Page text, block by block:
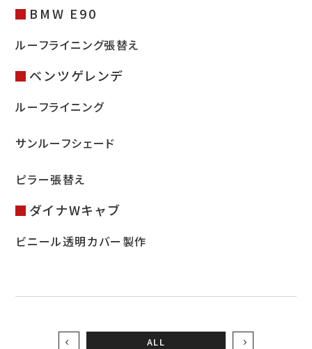
LINEお見積り
BMW E90
ルーフライニング張替え
ベンツゲレンデ
ルーフライニング
サンルーフシェード
ピラー張替え
ダイナWキャブ
ビニール透明カバー製作
ALL